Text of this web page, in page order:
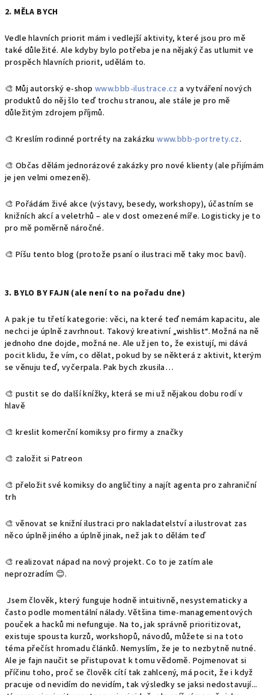
2. MĚLA BYCH
Vedle hlavních priorit mám i vedlejší aktivity, které jsou pro mě
také důležité. Ale kdyby bylo potřeba je na nějaký čas utlumit ve
prospěch hlavních priorit, udělám to.
🎨 Můj autorský e-shop www.bbb-ilustrace.cz a vytváření nových
produktů do něj šlo teď trochu stranou, ale stále je pro mě
důležitým zdrojem příjmů.
🎨 Kreslím rodinné portréty na zakázkuwww.bbb-portrety.cz.
🎨 Občas dělám jednorázové zakázky pro nové klienty (ale přijímám
je jen velmi omezeně).
🎨 Pořádám živé akce (výstavy, besedy, workshopy), účastním se
knižních akcí a veletrhů – ale v dost omezené míře. Logisticky je to
pro mě poměrně náročné.
🎨 Píšu tento blog (protože psaní o ilustraci mě taky moc baví).
3. BYLO BY FAJN (ale není to na pořadu dne)
A pak je tu třetí kategorie: věci, na které teď nemám kapacitu, ale
nechci je úplně zavrhnout. Takový kreativní „wishlist“. Možná na ně
jednoho dne dojde, možná ne. Ale už jen to, že existují, mi dává
pocit klidu, že vím, co dělat, pokud by se některá z aktivit, kterým
se věnuju teď, vyčerpala. Pak bych zkusila…
🎨 pustit se do další knížky, která se mi už nějakou dobu rodí v
hlavě
🎨 kreslit komerční komiksy pro firmy a značky
🎨 založit si Patreon
🎨 přeložit své komiksy do angličtiny a najít agenta pro zahraniční
trh
🎨 věnovat se knižní ilustraci pro nakladatelství a ilustrovat zas
něco úplně jiného a úplně jinak, než jak to dělám teď
🎨 realizovat nápad na nový projekt. Co to je zatím ale
neprozradím 😊.
Jsem člověk, který funguje hodně intuitivně, nesystematicky a
často podle momentální nálady. Většina time-managementových
pouček a hacků mi nefunguje. Na to, jak správně prioritizovat,
existuje spousta kurzů, workshopů, návodů, můžete si na toto
téma přečíst hromadu článků. Nemyslím, že je to nezbytně nutné.
Ale je fajn naučit se přistupovat k tomu vědomě. Pojmenovat si
příčinu toho, proč se člověk cítí tak zahlcený, má pocit, že i když
pracuje od nevidím do nevidím, tak výsledky se jaksi nedostavují...